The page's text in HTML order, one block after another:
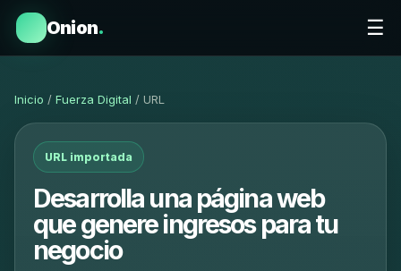
Onion. ☰
Inicio / Fuerza Digital / URL
URL importada
Desarrolla una página web
que genere ingresos para tu
negocio